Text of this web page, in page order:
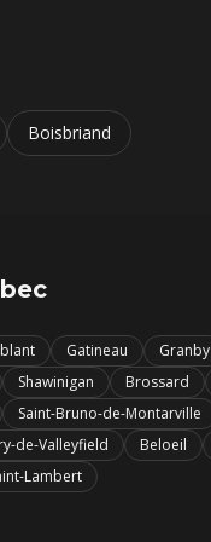
Boisbriand
Gatineau Granby
Shawinigan Brossard
Saint-Bruno-de-Montarville
de-Valleyfield Beloeil
Lambert